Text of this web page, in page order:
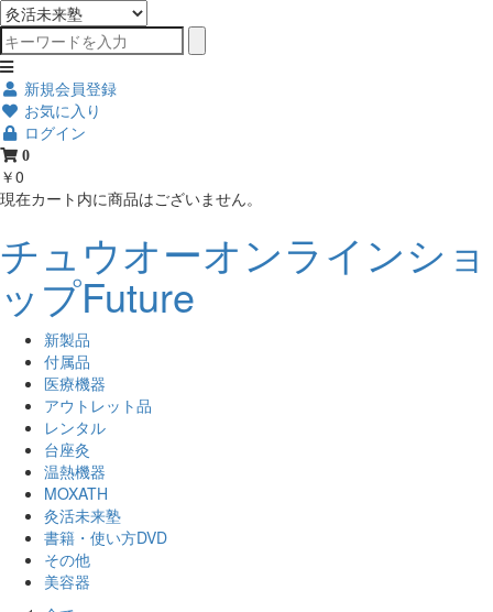
新規会員登録
お気に入り
ログイン
0
￥0
現在カート内に商品はございません。
チュウオーオンラインショ
ップFuture
新製品
付属品
医療機器
アウトレット品
レンタル
台座灸
温熱機器
MOXATH
灸活未来塾
書籍・使い方DVD
その他
美容器